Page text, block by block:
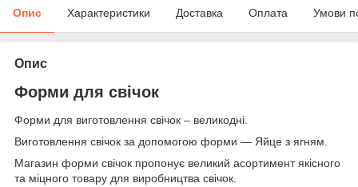
Опис Характеристики Доставка Оплата Умови
Опис
Форми для свічок
Форми для виготовлення свічок – великодні.
Виготовлення свічок за допомогою форми — Яйце з ягням.
Магазин форми cвічок пропонує великий асортимент якісного
та міцного товару для виробництва свічок.